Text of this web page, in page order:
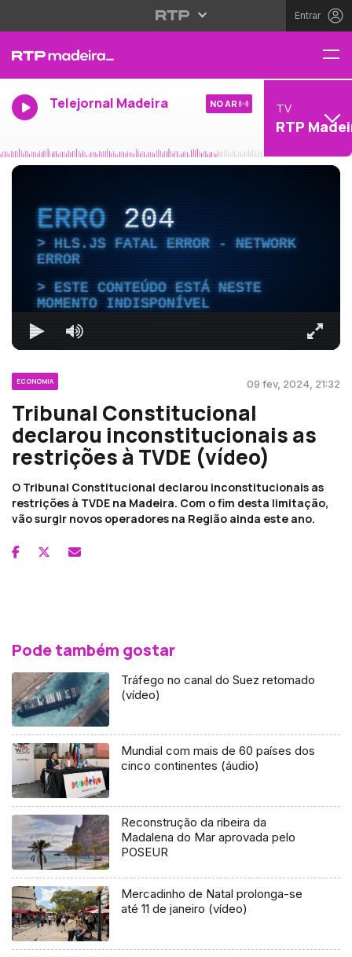
Entrar
Telejornal Madeira NO AR TV
RTP
ERRO204
HLS.JS FATAL ERROR - NETWORK
ERROR
ESTE CONTEÚDO ESTÁ NESTE
MOMENTO INDISPONÍVEL
ECONOMIA 09 fev, 2024, 21:32
Tribunal Constitucional
declarou inconstitucionais as
restrições à TVDE (vídeo)
O Tribunal Constitucional declarou inconstitucionais as
restrições à TVDE na Madeira. Com o fim desta limitação,
vão surgir novos operadores na Região ainda este ano.
Pode também gostar
Tráfego no canal do Suez retomado
(vídeo)
Mundial com mais de 60 países dos
cinco continentes (áudio)
Reconstrução da ribeira da
Madalena do Mar aprovada pelo
POSEUR
Mercadinho de Natal prolonga-se
até 11 de janeiro (vídeo)